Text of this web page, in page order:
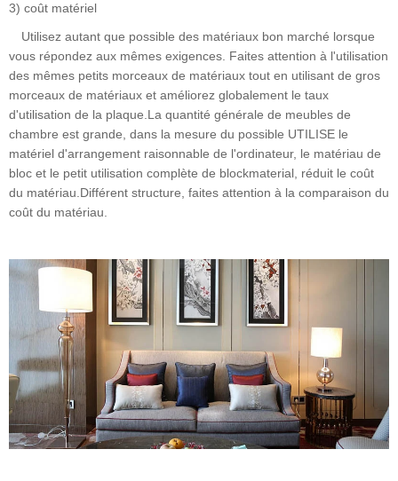
3) coût matériel
Utilisez autant que possible des matériaux bon marché lorsque
vous répondez aux mêmes exigences. Faites attention à l'utilisation
des mêmes petits morceaux de matériaux tout en utilisant de gros
morceaux de matériaux et améliorez globalement le taux
d'utilisation de la plaque.La quantité générale de meubles de
chambre est grande, dans la mesure du possible UTILISE le
matériel d'arrangement raisonnable de l'ordinateur, le matériau de
bloc et le petit utilisation complète de blockmaterial, réduit le coût
du matériau.Différent structure, faites attention à la comparaison du
coût du matériau.